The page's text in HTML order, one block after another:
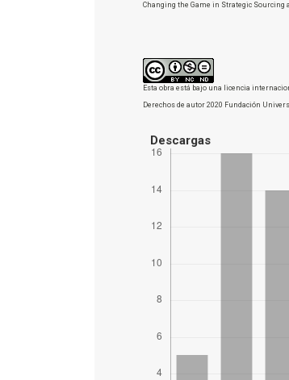
Changing the Game in Strategic Sourcing
Esta obra está bajo una licencia
Derechos de autor 2020 Fundación
Descargas